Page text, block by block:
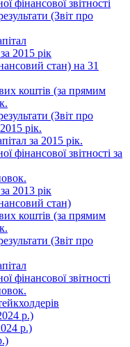
звітності
(Звіт про
2015 рік
стан) на 31
коштів (за прямим
(Звіт про
рік.
за 2015 рік.
звітності за
2013 рік
стан)
коштів (за прямим
(Звіт про
звітності
р.)
р.)